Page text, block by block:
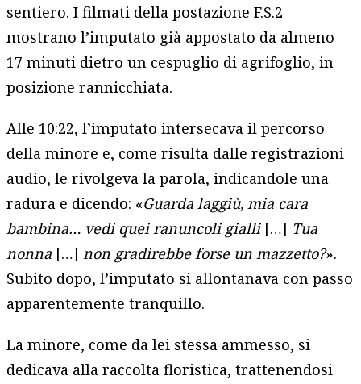
sentiero. I filmati della postazione F.S.2
mostrano l’imputato già appostato da almeno
17 minuti dietro un cespuglio di agrifoglio, in
posizione rannicchiata.
Alle 10:22, l’imputato intersecava il percorso
della minore e, come risulta dalle registrazioni
audio, le rivolgeva la parola, indicandole una
radura e dicendo: «Guarda laggiù, mia cara
bambina… vedi quei ranuncoli gialli[…] Tua
nonna […]non gradirebbe forse un mazzetto?».
Subito dopo, l’imputato si allontanava con passo
apparentemente tranquillo.
La minore, come da lei stessa ammesso, si
dedicava alla raccolta floristica, trattenendosi